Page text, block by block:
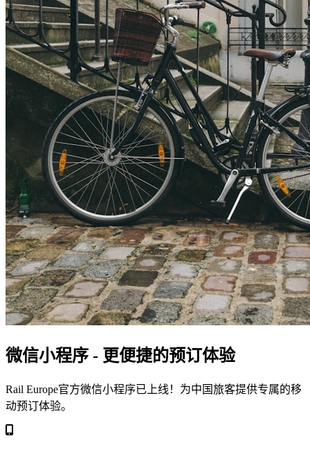
微信小程序 - 更便捷的预订体验
Rail Europe官方微信小程序已上线！为中国旅客提供专属的移
动预订体验。